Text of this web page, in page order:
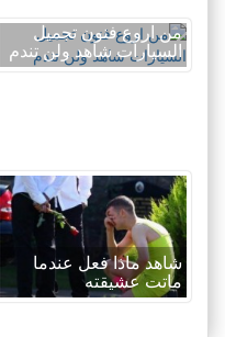
من اروع فنون تجميل
السيارات شاهد ولن تندم
شاهد ماذا فعل عندما
ماتت عشيقته